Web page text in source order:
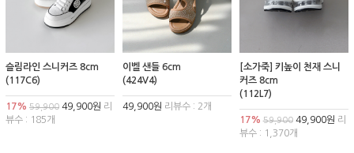
슬림라인 스니커즈 8cm
(117C6)
17% 59,900 49,900원 리
뷰수 : 185개
이벨 샌들 6cm
(424V4)
49,900원 리뷰수 : 2개
[소가죽] 키높이 천재 스니
커즈 8cm
(112L7)
17% 59,90049,900원 리
뷰수 : 1,370개